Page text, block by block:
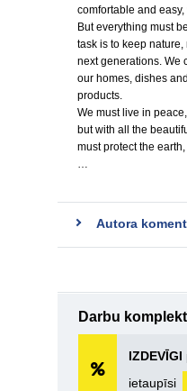
comfortable and
But everything must
task is to keep
next generations. We
our homes, dishes
products.
We must live in
but with all the
must protect the
…
Autora
Darbu
IZDEVĪGI
ietaupīsi